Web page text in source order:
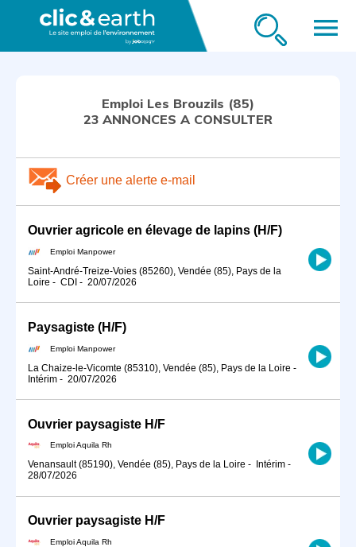
menu
Emploi Les Brouzils (85)
23 ANNONCES A CONSULTER
Créer une alerte e-mail
Ouvrier agricole en élevage de lapins (H/F)
Emploi Manpower
Saint-André-Treize-Voies (85260), Vendée (85), Pays de la
Loire - CDI - 20/07/2026
Paysagiste (H/F)
Emploi Manpower
La Chaize-le-Vicomte (85310), Vendée (85), Pays de la Loire -
Intérim - 20/07/2026
Ouvrier paysagiste H/F
Emploi Aquila Rh
Venansault (85190), Vendée (85), Pays de la Loire - Intérim -
28/07/2026
Ouvrier paysagiste H/F
Emploi Aquila Rh